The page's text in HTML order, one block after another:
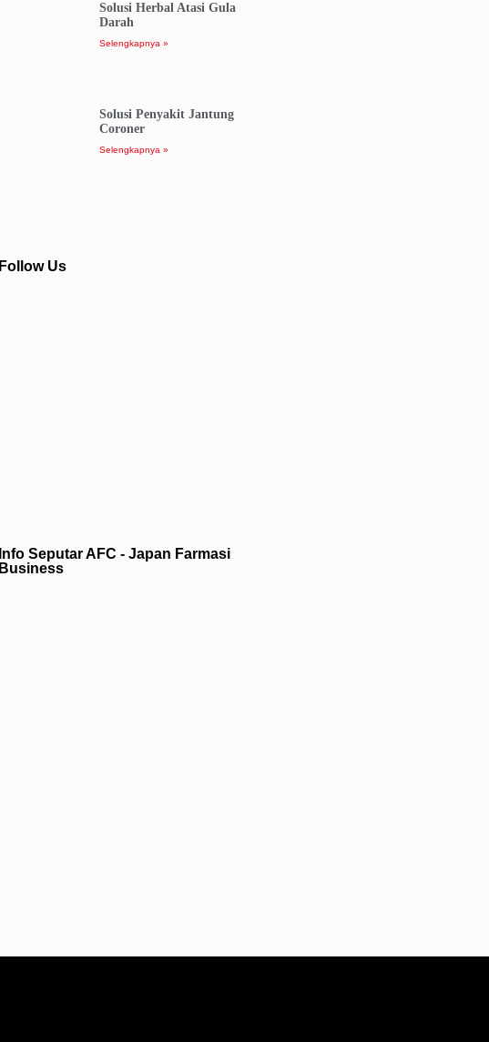
Solusi Herbal Atasi Gula
Darah
Selengkapnya »
Solusi Penyakit Jantung
Coroner
Selengkapnya »
Follow Us
Info Seputar AFC - Japan Farmasi
Business